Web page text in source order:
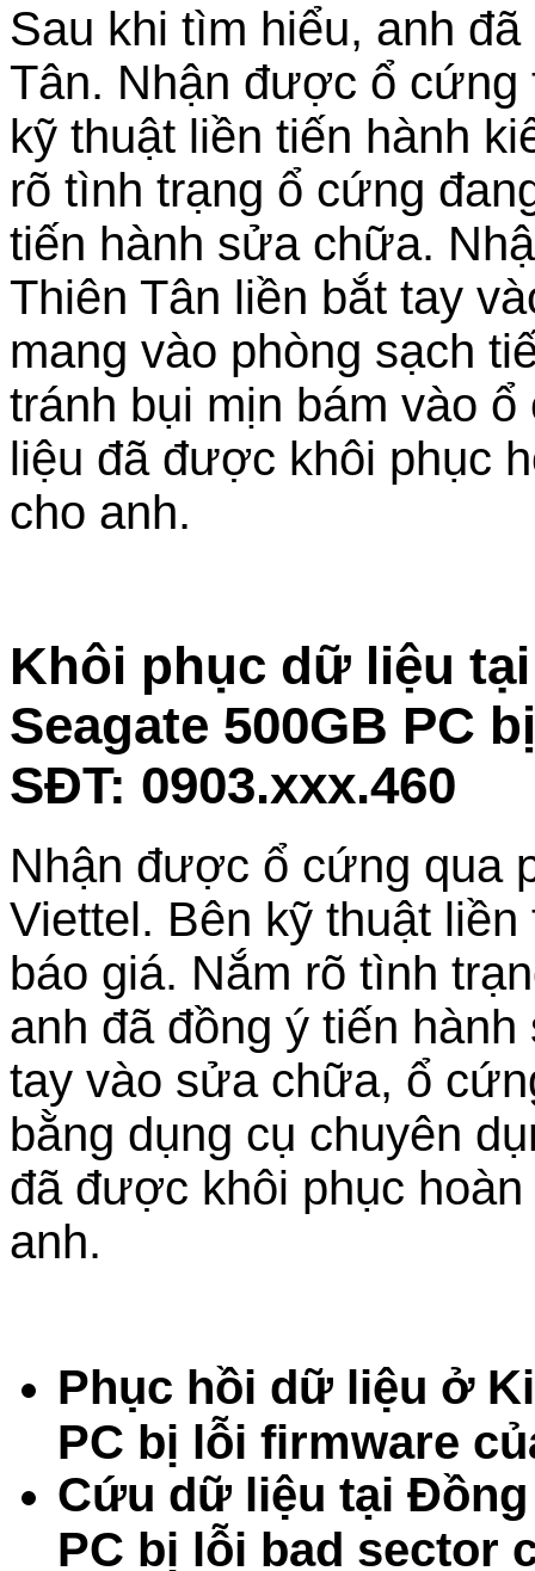
Sau khi tìm hiểu, anh
Tân. Nhận được ổ cứng
kỹ thuật liền tiến hành
rõ tình trạng ổ cứng
tiến hành sửa chữa.
Thiên Tân liền bắt tay
mang vào phòng sạch
tránh bụi mịn bám vào
liệu đã được khôi phục
cho anh.
Khôi phục dữ liệu
Seagate 500GB PC
SĐT: 0903.xxx.460
Nhận được ổ cứng qua
Viettel. Bên kỹ thuật
báo giá. Nắm rõ tình
anh đã đồng ý tiến
tay vào sửa chữa, ổ
bằng dụng cụ chuyên
đã được khôi phục
anh.
Phục hồi dữ liệu ở
PC bị lỗi firmware
Cứu dữ liệu tại Đồng
PC bị lỗi bad sector